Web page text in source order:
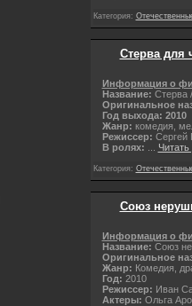
Категория:
Стерва для
Информация о
Название: Стерва
Оригинальное
Год выхода: 2010
Жанр: комедия,
Режиссер: Сергей
В ролях:
Категория:
Союз
Информация о
Название: Союз
Оригинальное
Жанр: Комедия,
Год: 2010
Режиссер: Иван
Актеры: Ольга